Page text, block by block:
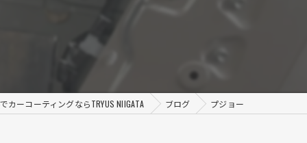
カーコーティングならTRYUS NIIGATA ブログ プジョー